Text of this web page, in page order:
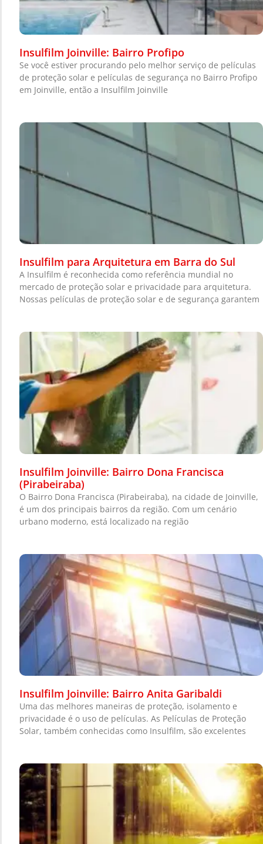
Insulfilm Joinville: Bairro Profipo
Se você estiver procurando pelo melhor serviço de películas
de proteção solar e películas de segurança no Bairro Profipo
em Joinville, então a Insulfilm Joinville
Insulfilm para Arquitetura em Barra do Sul
A Insulfilm é reconhecida como referência mundial no
mercado de proteção solar e privacidade para arquitetura.
Nossas películas de proteção solar e de segurança garantem
Insulfilm Joinville: Bairro Dona Francisca
(Pirabeiraba)
O Bairro Dona Francisca (Pirabeiraba), na cidade de Joinville,
é um dos principais bairros da região. Com um cenário
urbano moderno, está localizado na região
Insulfilm Joinville: Bairro Anita Garibaldi
Uma das melhores maneiras de proteção, isolamento e
privacidade é o uso de películas. As Películas de Proteção
Solar, também conhecidas como Insulfilm, são excelentes